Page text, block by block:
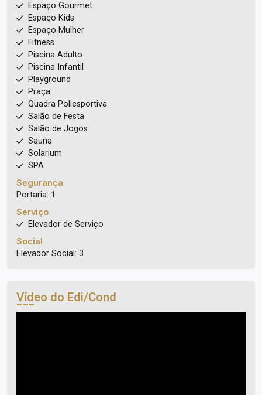
Espaço Gourmet
Espaço Kids
Espaço Mulher
Fitness
Piscina Adulto
Piscina Infantil
Playground
Praça
Quadra Poliesportiva
Salão de Festa
Salão de Jogos
Sauna
Solarium
SPA
Segurança
Portaria: 1
Serviço
Elevador de Serviço
Social
Elevador Social: 3
Vídeo do Edi/Cond